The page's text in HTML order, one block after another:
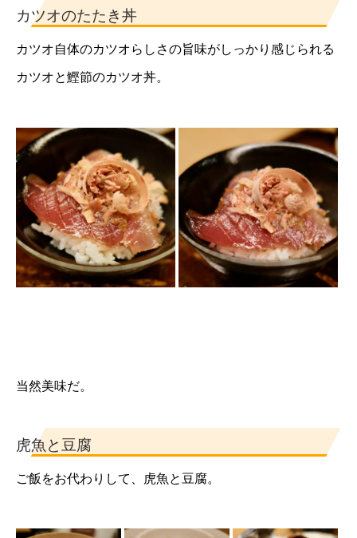
カツオのたたき丼
カツオ自体のカツオらしさの旨味がしっかり感じられる
カツオと鰹節のカツオ丼。
当然美味だ。
虎魚と豆腐
ご飯をお代わりして、虎魚と豆腐。